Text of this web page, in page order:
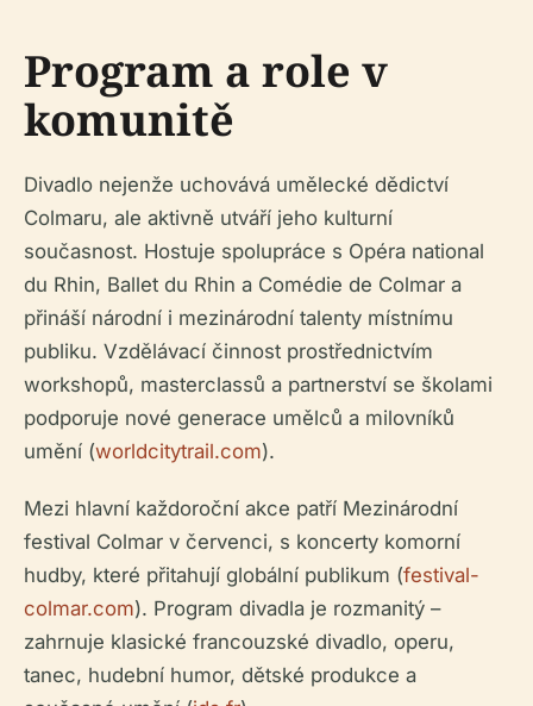
Program a role v
komunitě
Divadlo nejenže uchovává umělecké dědictví
Colmaru, ale aktivně utváří jeho kulturní
současnost. Hostuje spolupráce s Opéra national
du Rhin, Ballet du Rhin a Comédie de Colmar a
přináší národní i mezinárodní talenty místnímu
publiku. Vzdělávací činnost prostřednictvím
workshopů, masterclassů a partnerství se školami
podporuje nové generace umělců a milovníků
umění (worldcitytrail.com).
Mezi hlavní každoroční akce patří Mezinárodní
festival Colmar v červenci, s koncerty komorní
hudby, které přitahují globální publikum (festival-
colmar.com). Program divadla je rozmanitý –
zahrnuje klasické francouzské divadlo, operu,
tanec, hudební humor, dětské produkce a